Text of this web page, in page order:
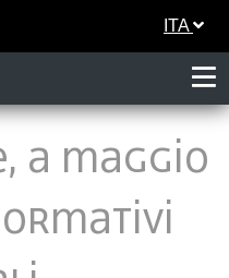
ITA
a maggio